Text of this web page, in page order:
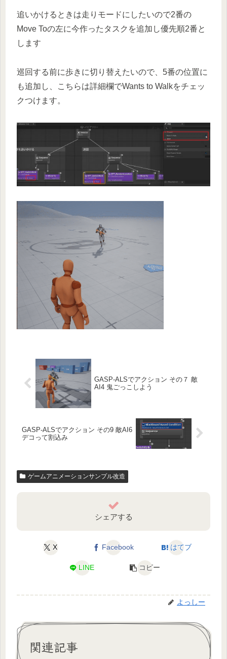
追いかけるときは走りモードにしたいので2番の
Move Toの左に今作ったタスクを追加し優先順2番と
します
巡回する前に歩きに切り替えたいので、5番の位置に
も追加し、こちらは詳細欄でWants to Walkをチェッ
クつけます。
GASP-ALSでアクション その７ 敵
AI4 鬼ごっこしよう
GASP-ALSでアクション その9 敵AI6
デコって割込み
ゲームアニメーションサンプル改造
シェアする
X Facebook はてブ
LINE コピー
よっしー
関連記事